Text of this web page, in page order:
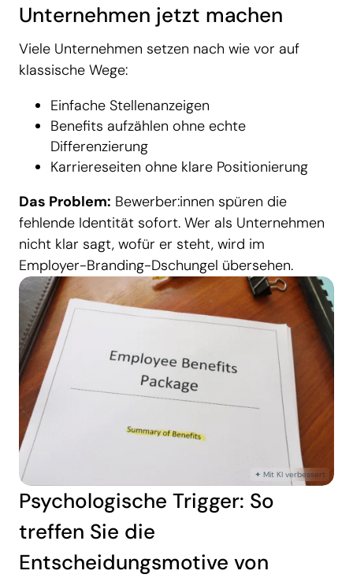
Unternehmen jetzt machen
Viele Unternehmen setzen nach wie vor auf
klassische Wege:
Einfache Stellenanzeigen
Benefits aufzählen ohne echte
Differenzierung
Karriereseiten ohne klare Positionierung
Das Problem: Bewerber:innen spüren die
fehlende Identität sofort. Wer als Unternehmen
nicht klar sagt, wofür er steht, wird im
Employer-Branding-Dschungel übersehen.
Psychologische Trigger: So
treffen Sie die
Entscheidungsmotive von